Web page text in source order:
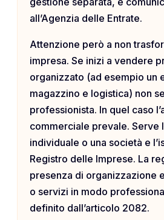
all’Agenzia delle Entrate.
Attenzione però a non
impresa. Se inizi a vendere
organizzato (ad esempio un
magazzino e logistica) non
professionista. In quel caso
commerciale prevale. Serve
individuale o una società e
Registro delle Imprese. La
presenza di organizzazione
o servizi in modo
definito dall’articolo 2082.